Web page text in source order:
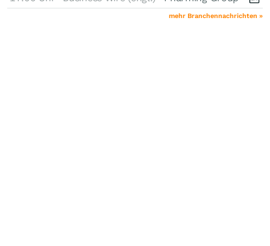
mehr Branchennachrichten »